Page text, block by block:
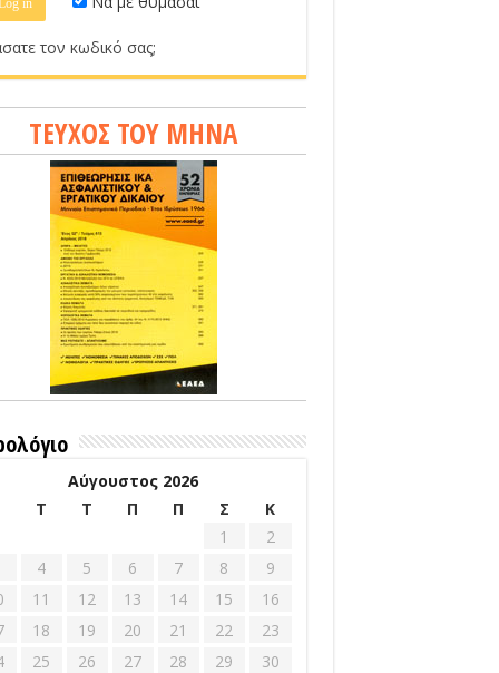
τον κωδικό σας;
ΤΕΥΧΟΣ ΤΟΥ ΜΗΝΑ
Αύγουστος 2026
Τ Τ Π Π Σ
Κ
1
2
4 5 6 7 8
9
11 12 13 14 15
16
18 19 20 21 22
23
25 26 27 28 29
30